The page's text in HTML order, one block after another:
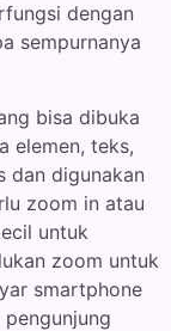
dengan
sempurnanya
bisa dibuka
elemen, teks,
dan digunakan
zoom in atau
untuk
zoom untuk
smartphone